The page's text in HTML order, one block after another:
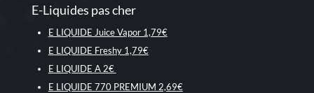
E-Liquides pas cher
E LIQUIDE Juice Vapor 1,79€
E LIQUIDE Freshy 1,79€
E LIQUIDE A 2€
E LIQUIDE 770 PREMIUM 2,69€